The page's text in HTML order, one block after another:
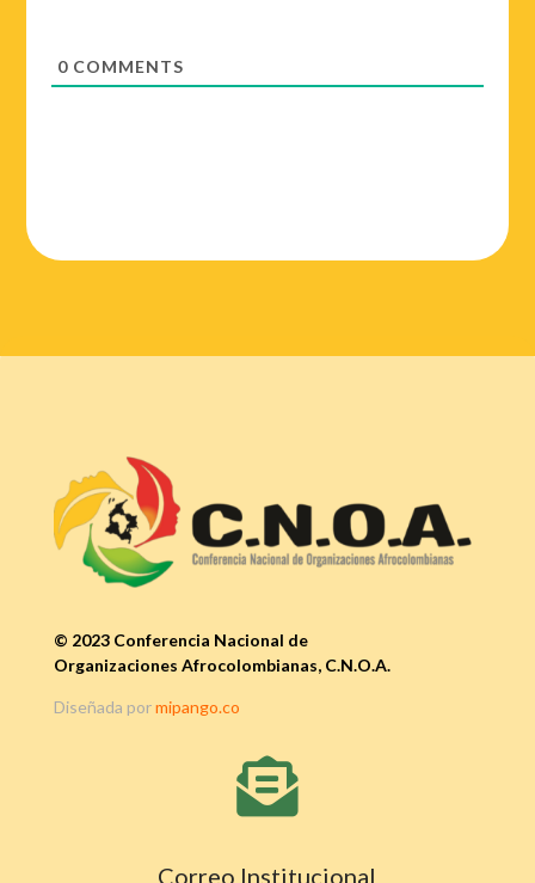
0 COMMENTS
© 2023 Conferencia Nacional de
Organizaciones Afrocolombianas, C.N.O.A.
Diseñada pormipango.co

Correo Institucional